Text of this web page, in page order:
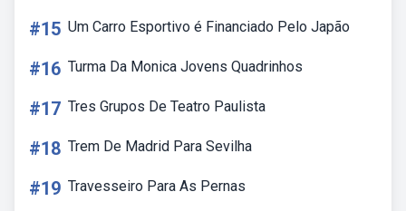
#15 Um Carro Esportivo é Financiado Pelo Japão
#16 Turma Da Monica Jovens Quadrinhos
#17 Tres Grupos De Teatro Paulista
#18 Trem De Madrid Para Sevilha
#19 Travesseiro Para As Pernas